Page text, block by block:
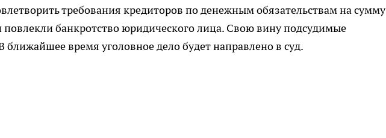
требования кредиторов по денежным обязательствам на сумму
повлекли банкротство юридического лица. Свою вину подсудимые
ближайшее время уголовное дело будет направлено в суд.